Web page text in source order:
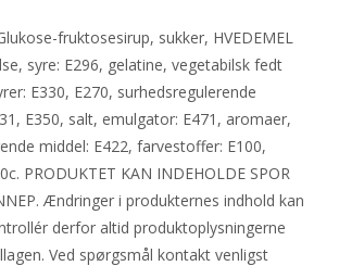
fruktosesirup, sukker, HVEDEMEL
syre: E296, gelatine, vegetabilsk fedt
E330, E270, surhedsregulerende
E350, salt, emulgator: E471, aromaer,
middel: E422, farvestoffer: E100,
PRODUKTET KAN INDEHOLDE SPOR
Ændringer i produkternes indhold kan
derfor altid produktoplysningerne
Ved spørgsmål kontakt venligst